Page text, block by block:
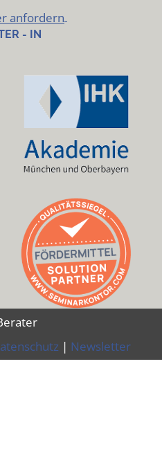
anfordern
- IN
| Newsletter